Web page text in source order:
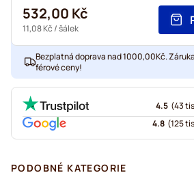
532,00 Kč
11,08 Kč / šálek
Bezplatná doprava nad 1000,00Kč.
férové ceny!
4.5 (43
4.8 (125
PODOBNÉ KATEGORIE